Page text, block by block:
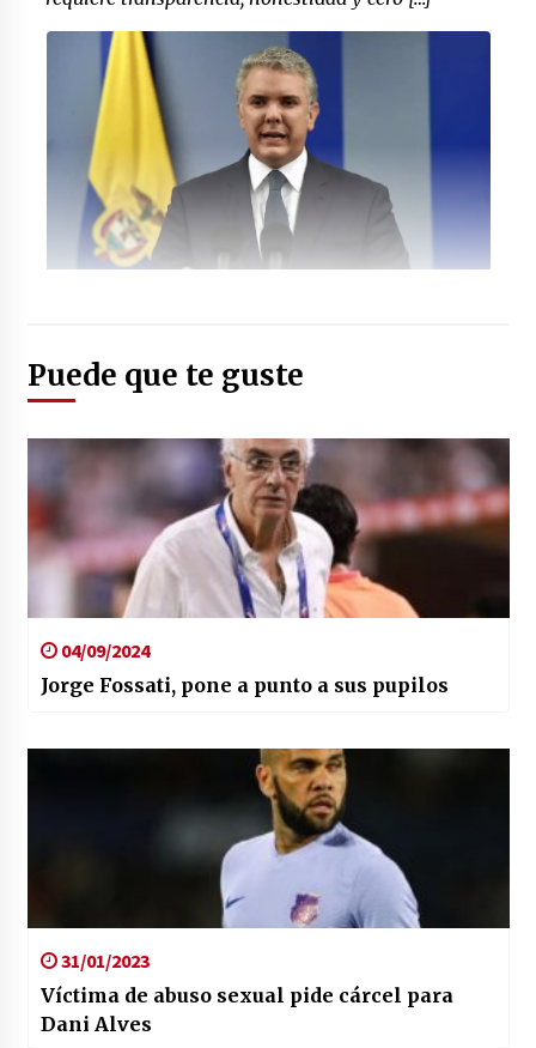
Puede que te guste
04/09/2024
Jorge Fossati, pone a punto a sus pupilos
31/01/2023
Víctima de abuso sexual pide cárcel para
Dani Alves